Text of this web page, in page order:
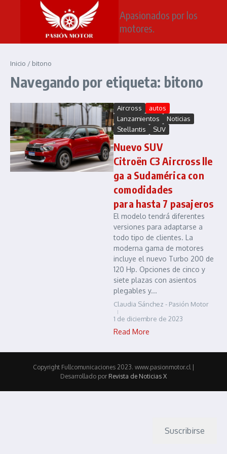
Saltar al contenido
Apasionados por los
motores.
Inicio / bitono
Navegando por etiqueta: bitono
Aircross
autos
Lanzamientos
Noticias
Stellantis
SUV
Nuevo SUV
Citroën C3 Aircross lle
ga a Sudamérica con
comodidades
para hasta 7 pasajeros
El modelo tendrá diferentes
versiones para adaptarse a
todo tipo de clientes. La
moderna gama de motores
incluye el nuevo Turbo 200 de
120 Hp. Opciones de cinco y
siete plazas con asientos
plegables y...
Claudia Sánchez - Pasión Motor
1 de diciembre de 2023
Read More
Copyright Fullcomunicaciones 2023. www.pasionmotor.cl |
Desarrollado por Revista de Noticias X
Suscribirse